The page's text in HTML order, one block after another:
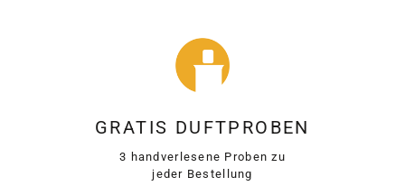
GRATIS DUFTPROBEN
3 handverlesene Proben zu
jeder Bestellung